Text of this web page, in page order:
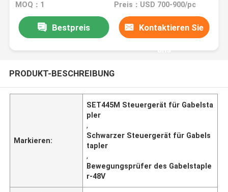
MOQ：1 Preis：USD 700-900/pc
Bestpreis Kontaktieren Sie
uns
PRODUKT-BESCHREIBUNG
Markieren:
SET445M Steuergerät für Gabelsta
pler
,
Schwarzer Steuergerät für Gabels
tapler
,
Bewegungsprüfer des Gabelstaple
r-48V